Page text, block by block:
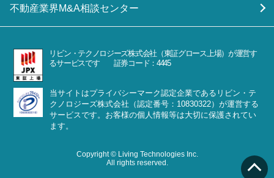
不動産業界M&A相談センター
リビン・テクノロジーズ株式会社（東証グロース上場）が運営す
るサービスです 証券コード：4445
当サイトはプライバシーマーク認定企業であるリビン・テ
クノロジーズ株式会社（認定番号：10830322）が運営する
サービスです。お客様の個人情報等は大切に保護されてい
ます。
Copyright © Living Technologies Inc.
All rights reserved.